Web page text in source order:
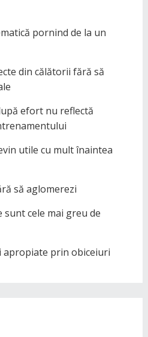
pornind de la un
din călătorii fără să
efort nu reflectă
utile cu mult înaintea
să aglomerezi
sunt cele mai greu de
apropiate prin obiceiuri